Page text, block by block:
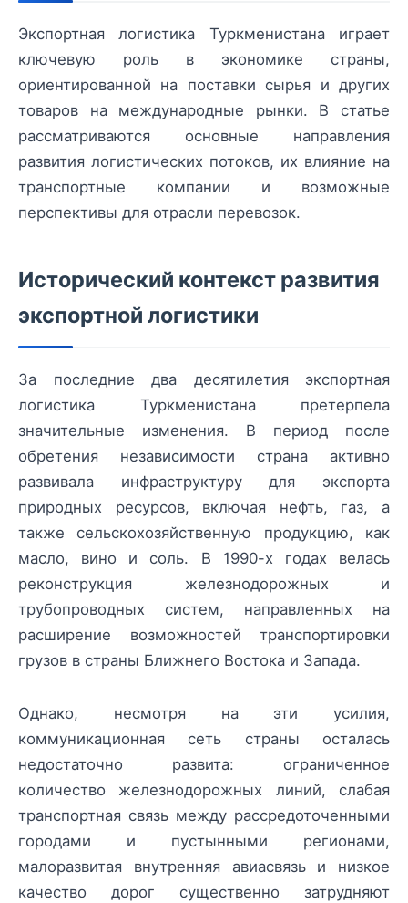
Экспортная логистика Туркменистана играет
ключевую роль в экономике страны,
ориентированной на поставки сырья и других
товаров на международные рынки. В статье
рассматриваются основные направления
развития логистических потоков, их влияние на
транспортные компании и возможные
перспективы для отрасли перевозок.
Исторический контекст развития
экспортной логистики
За последние два десятилетия экспортная
логистика Туркменистана претерпела
значительные изменения. В период после
обретения независимости страна активно
развивала инфраструктуру для экспорта
природных ресурсов, включая нефть, газ, а
также сельскохозяйственную продукцию, как
масло, вино и соль. В 1990-х годах велась
реконструкция железнодорожных и
трубопроводных систем, направленных на
расширение возможностей транспортировки
грузов в страны Ближнего Востока и Запада.
Однако, несмотря на эти усилия,
коммуникационная сеть страны осталась
недостаточно развита: ограниченное
количество железнодорожных линий, слабая
транспортная связь между рассредоточенными
городами и пустынными регионами,
малоразвитая внутренняя авиасвязь и низкое
качество дорог существенно затрудняют